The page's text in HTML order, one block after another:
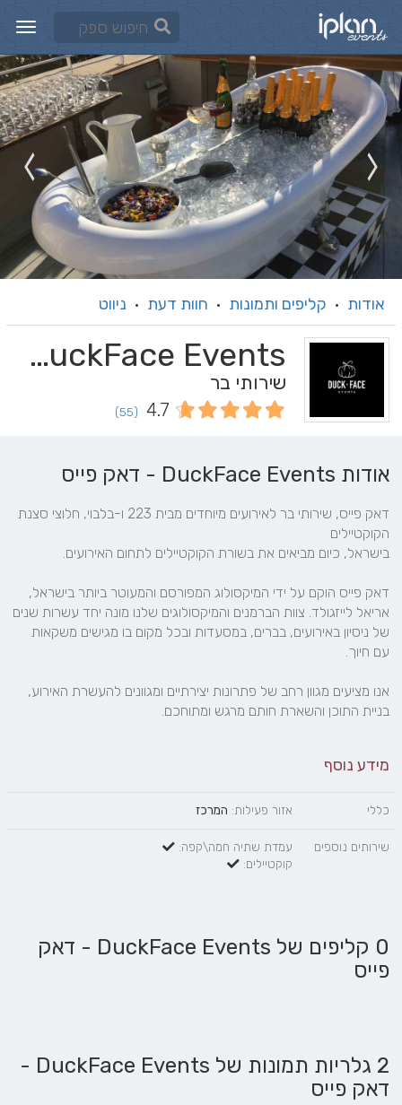
אודות · קליפים ותמונות · חוות דעת · ניווט
DuckFace Events - דאק פייס
שירותי בר
4.7
(55)
אודות DuckFace Events - דאק פייס
בניית התוכן והשארת חותם מרגש ומתוחכם.
מידע נוסף
כללי אזור פעילות: המרכז
שירותים נוספים
עמדת שתיה חמה\קפה:
קוקטיילים:
0 קליפים של DuckFace Events - דאק
פייס
2 גלריות תמונות של DuckFace Events -
דאק פייס